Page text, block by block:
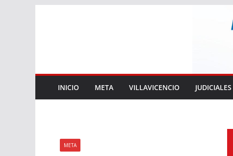
INICIO META VILLAVICENCIO JUDICIALES
META